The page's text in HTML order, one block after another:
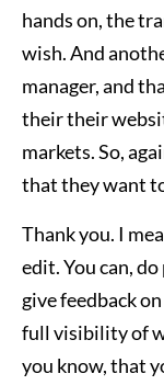
hands on, the
wish. And
manager, and
their their
markets. So,
that they want
Thank you. I
edit. You can,
give feedback
full visibility of
you know, that